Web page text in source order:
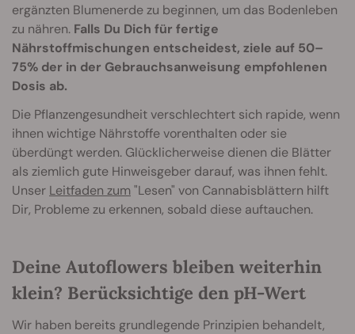
ergänzten Blumenerde zu beginnen, um das Bodenleben
zu nähren. Falls Du Dich für fertige
Nährstoffmischungen entscheidest, ziele auf 50–
75% der in der Gebrauchsanweisung empfohlenen
Dosis ab.
Die Pflanzengesundheit verschlechtert sich rapide, wenn
ihnen wichtige Nährstoffe vorenthalten oder sie
überdüngt werden. Glücklicherweise dienen die Blätter
als ziemlich gute Hinweisgeber darauf, was ihnen fehlt.
Unser Leitfaden zum"Lesen" von Cannabisblättern hilft
Dir, Probleme zu erkennen, sobald diese auftauchen.
Deine Autoflowers bleiben weiterhin
klein? Berücksichtige den pH-Wert
Wir haben bereits grundlegende Prinzipien behandelt,